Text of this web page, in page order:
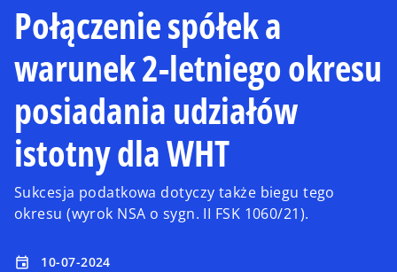
Połączenie spółek a
warunek 2-letniego okresu
posiadania udziałów
istotny dla WHT
Sukcesja podatkowa dotyczy także biegu tego
okresu (wyrok NSA o sygn. II FSK 1060/21).
event 10-07-2024